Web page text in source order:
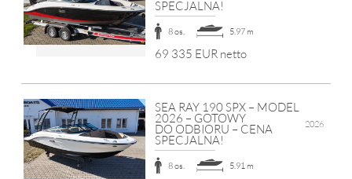
SPECJALNA!
8 os. 5.97 m
69 335 EUR netto
SEA RAY 190 SPX – MODEL
2026 – GOTOWY
DO ODBIORU – CENA
SPECJALNA!
2026
8 os. 5.91 m